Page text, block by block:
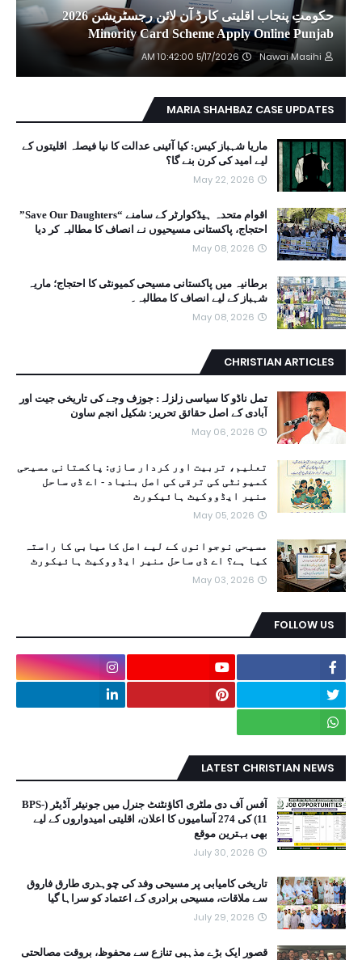
حکومتِ پنجاب اقلیتی کارڈ آن لائن رجسٹریشن 2026
Minority Card Scheme Apply Online Punjab
Nawai Masihi
5/17/2026 10:42:00 AM
MARIA SHAHBAZ CASE UPDATES
ماریا شہباز کیس: کیا آئینی عدالت کا نیا فیصلہ اقلیتوں کے
لیے امید کی کرن بنے گا؟
May 22, 2026
اقوام متحدہ ہیڈکوارٹر کے سامنے “Save Our Daughters”
احتجاج، پاکستانی مسیحیوں نے انصاف کا مطالبہ کر دیا
May 08, 2026
برطانیہ میں پاکستانی مسیحی کمیونٹی کا احتجاج؛ ماریہ
شہباز کے لیے انصاف کا مطالبہ۔
May 08, 2026
CHRISTIAN ARTICLES
تمل ناڈو کا سیاسی زلزلہ: جوزف وجے کی تاریخی جیت اور
آبادی کے اصل حقائق تحریر: شکیل انجم ساون
May 06, 2026
تعلیم، تربیت اور کردار سازی: پاکستانی مسیحی
کمیونٹی کی ترقی کی اصل بنیاد - اے ڈی ساحل
منیر ایڈووکیٹ ہائیکورٹ
May 05, 2026
مسیحی نوجوانوں کے لیے اصل کامیابی کا راستہ
کیا ہے؟ اے ڈی ساحل منیر ایڈووکیٹ ہائیکورٹ
May 03, 2026
FOLLOW US
LATEST CHRISTIAN NEWS
آفس آف دی ملٹری اکاؤنٹنٹ جنرل میں جونیئر آڈیٹر (BPS-
11) کی 274 آسامیوں کا اعلان، اقلیتی امیدواروں کے لیے
بھی بہترین موقع
July 30, 2026
تاریخی کامیابی پر مسیحی وفد کی چوہدری طارق فاروق
سے ملاقات، مسیحی برادری کے اعتماد کو سراہا گیا
July 29, 2026
قصور ایک بڑے مذہبی تنازع سے محفوظ، بروقت مصالحتی